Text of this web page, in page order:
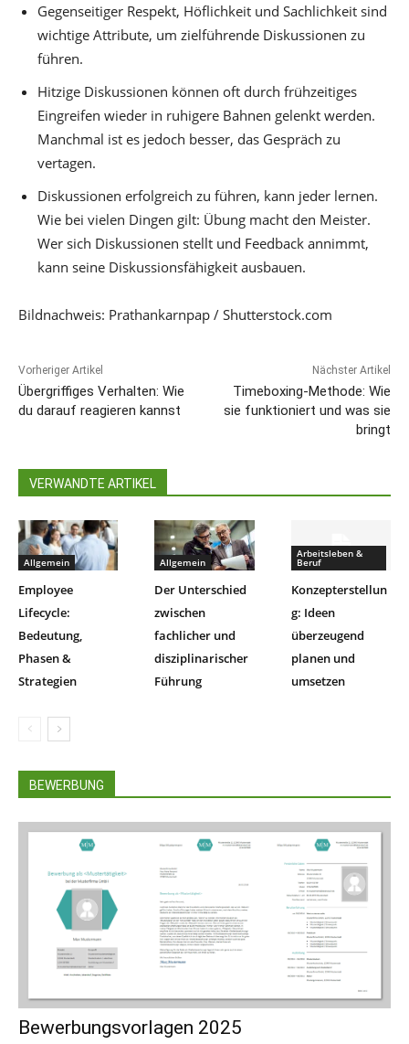
Gegenseitiger Respekt, Höflichkeit und Sachlichkeit sind
wichtige Attribute, um zielführende Diskussionen zu
führen.
Hitzige Diskussionen können oft durch frühzeitiges
Eingreifen wieder in ruhigere Bahnen gelenkt werden.
Manchmal ist es jedoch besser, das Gespräch zu
vertagen.
Diskussionen erfolgreich zu führen, kann jeder lernen.
Wie bei vielen Dingen gilt: Übung macht den Meister.
Wer sich Diskussionen stellt und Feedback annimmt,
kann seine Diskussionsfähigkeit ausbauen.
Bildnachweis: Prathankarnpap / Shutterstock.com
Vorheriger Artikel
Übergriffiges Verhalten: Wie
du darauf reagieren kannst
Nächster Artikel
Timeboxing-Methode: Wie
sie funktioniert und was sie
bringt
VERWANDTE ARTIKEL
Allgemein
Employee
Lifecycle:
Bedeutung,
Phasen &
Strategien
Allgemein
Der Unterschied
zwischen
fachlicher und
disziplinarischer
Führung
Arbeitsleben &
Beruf
Konzepterstellun
g: Ideen
überzeugend
planen und
umsetzen
BEWERBUNG
Bewerbungsvorlagen 2025